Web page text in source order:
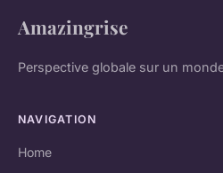
Amazingrise
Perspective globale sur un
NAVIGATION
Home